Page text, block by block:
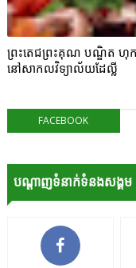
ព្រះតេជព្រះគុណ បណ្ឌិត ហុក
នៅសាកលវិទ្យាល័យដែល្លី
FACEBOOK
បណ្ដាញទំនាក់ទំនងសង្គម